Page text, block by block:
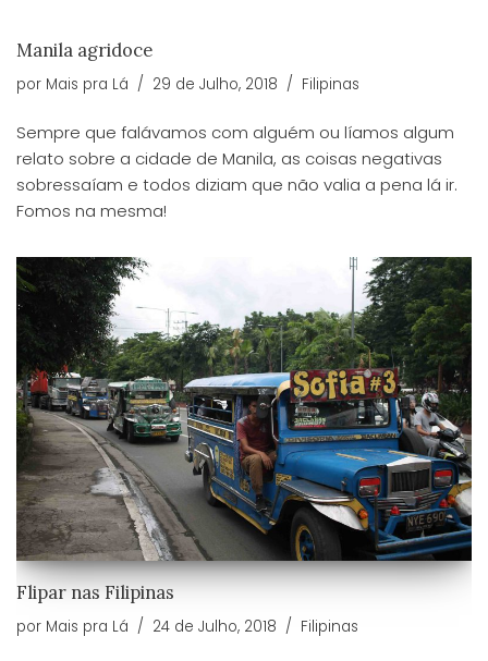
Manila agridoce
por Mais pra Lá 29 de Julho, 2018 Filipinas
Sempre que falávamos com alguém ou líamos algum
relato sobre a cidade de Manila, as coisas negativas
sobressaíam e todos diziam que não valia a pena lá ir.
Fomos na mesma!
Flipar nas Filipinas
por Mais pra Lá 24 de Julho, 2018 Filipinas